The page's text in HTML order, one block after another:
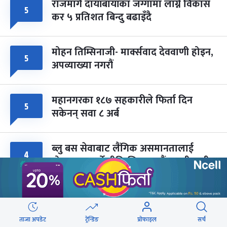
५ राजमार्ग दायाँबायाँका जग्गामा लाग्ने विकास
कर ५ प्रतिशत बिन्दु बढाइँदै
५ मोहन तिम्सिनाजी- मार्क्सवाद देववाणी होइन,
अपव्याख्या नगरौं
५ महानगरका १८७ सहकारीले फिर्ता दिन
सकेनन् सवा ८ अर्ब
४ ब्लु बस सेवाबाट लैंगिक असमानतालाई
प्रोत्साहन नगर्ने नीति लिएका हौं : मन्त्री बादी
ताजा अपडेट ट्रेन्डिङ प्रोफाइल सर्च